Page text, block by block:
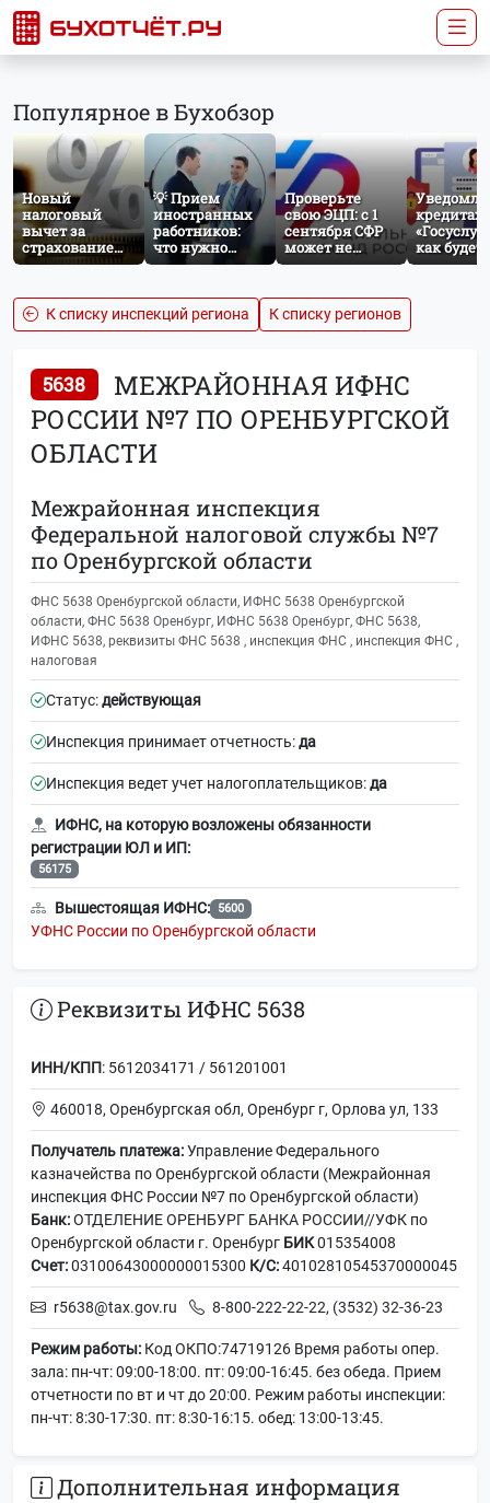
Популярное в Бухобзор
Новый
налоговый
вычет за
страхование
жизни: что
сентября 2026
года
💡 Прием
иностранных
работников:
что нужно
знать
кадровику
Проверьте
свою ЭЦП: с 1
сентября СФР
может не
принять
нужного
атрибута в
сертификате
кредитах
как будет
работать
К списку инспекций региона
К списку регионов
5638
МЕЖРАЙОННАЯ ИФНС
РОССИИ №7 ПО ОРЕНБУРГСКОЙ
ОБЛАСТИ
Межрайонная инспекция
Федеральной налоговой службы №7
по Оренбургской области
ФНС 5638 Оренбургской области, ИФНС 5638 Оренбургской
области, ФНС 5638 Оренбург, ИФНС 5638 Оренбург, ФНС 5638,
ИФНС 5638, реквизиты ФНС 5638 , инспекция ФНС , инспекция ФНС ,
налоговая
Статус:действующая
Инспекция принимает отчетность:да
Инспекция ведет учет налогоплательщиков:да
ИФНС, на которую возложены обязанности
регистрации ЮЛ и ИП:
56175
Вышестоящая ИФНС: 5600
УФНС России по Оренбургской области
Реквизиты ИФНС 5638
ИНН/КПП: 5612034171 / 561201001
460018, Оренбургская обл, Оренбург г, Орлова ул, 133
Получатель платежа:Управление Федерального
казначейства по Оренбургской области (Межрайонная
инспекция ФНС России №7 по Оренбургской области)
Банк:ОТДЕЛЕНИЕ ОРЕНБУРГ БАНКА РОССИИ//УФК по
Оренбургской области г. Оренбург БИК015354008
Счет:03100643000000015300 К/С:40102810545370000045
r5638@tax.gov.ru 8-800-222-22-22, (3532) 32-36-23
Режим работы: Код ОКПО:74719126 Время работы опер.
зала: пн-чт: 09:00-18:00. пт: 09:00-16:45. без обеда. Прием
отчетности по вт и чт до 20:00. Режим работы инспекции:
пн-чт: 8:30-17:30. пт: 8:30-16:15. обед: 13:00-13:45.
Дополнительная информация